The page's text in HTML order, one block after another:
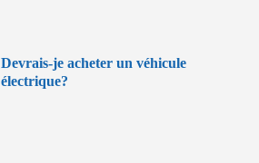
Devrais-je acheter un véhicule
électrique?